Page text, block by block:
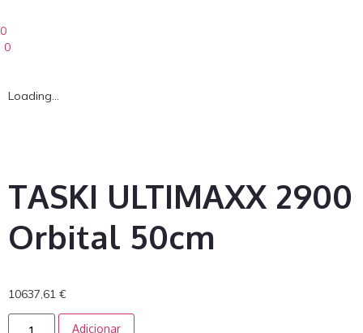
0
0
Loading...
TASKI ULTIMAXX 2900
Orbital 50cm
10637,61 €
Adicionar